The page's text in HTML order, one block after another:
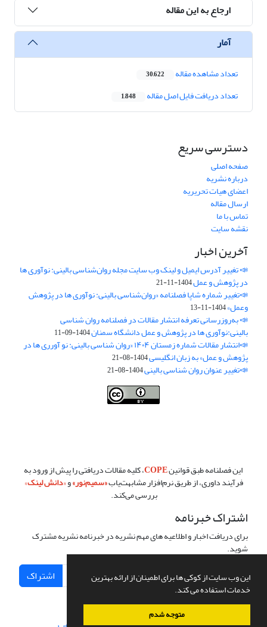
این وب سایت از کوکی ها برای اطمینان از ارائه بهترین
خدمات استفاده می کند.
متوجه شدم
ارجاع به این مقاله
آمار
تعداد مشاهده مقاله 30,622
تعداد دریافت فایل اصل مقاله 1,848
دسترسی سریع
صفحه اصلی
درباره نشریه
اعضای هیات تحریریه
ارسال مقاله
تماس با ما
نقشه سایت
آخرین اخبار
📣 تغییر آدرس ایمیل و لینک وب‌ سایت مجله روان‌شناسی بالینی: نوآوری ها
در پژوهش و عمل1404-11-21
📣تغییر شماره شاپا فصلنامه «روان‌شناسی بالینی: نوآوری ها در پژوهش
وعمل»1404-11-13
📣 به‌روزرسانی تعرفه انتشار مقالات در فصلنامه روان شناسی
بالینی:نوآوری ها در پژوهش و عمل دانشگاه سمنان1404-09-11
📣انتشار مقالات شماره زمستان ۱۴۰۴ «روان شناسی بالینی: نو آورری ها در
پژوهش و عمل» به زبان انگلیسی1404-08-21
📣تغییر عنوان روان شناسی بالینی1404-08-21
این فصلنامه طبق قوانینCOPE، کلیه مقالات دریافتی را پیش از ورود به
فرآیند داوری، از طریق نرم‌افزار مشابهت‌یاب«سمیم‌نور»و«دانش لینک»
بررسی می‌کند.
اشتراک خبرنامه
برای دریافت اخبار و اطلاعیه های مهم نشریه در خبرنامه نشریه مشترک
شوید.
اشتراک